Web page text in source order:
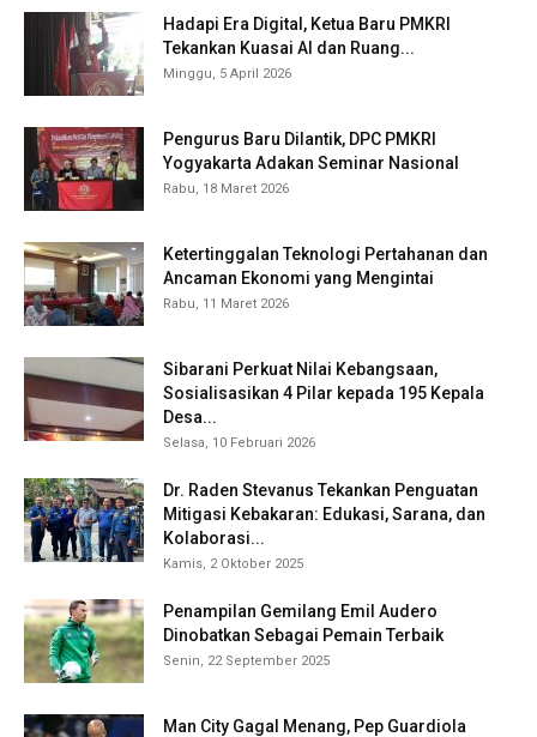
Hadapi Era Digital, Ketua Baru PMKRI
Tekankan Kuasai AI dan Ruang...
Minggu, 5 April 2026
Pengurus Baru Dilantik, DPC PMKRI
Yogyakarta Adakan Seminar Nasional
Rabu, 18 Maret 2026
Ketertinggalan Teknologi Pertahanan dan
Ancaman Ekonomi yang Mengintai
Rabu, 11 Maret 2026
Sibarani Perkuat Nilai Kebangsaan,
Sosialisasikan 4 Pilar kepada 195 Kepala
Desa...
Selasa, 10 Februari 2026
Dr. Raden Stevanus Tekankan Penguatan
Mitigasi Kebakaran: Edukasi, Sarana, dan
Kolaborasi...
Kamis, 2 Oktober 2025
Penampilan Gemilang Emil Audero
Dinobatkan Sebagai Pemain Terbaik
Senin, 22 September 2025
Man City Gagal Menang, Pep Guardiola